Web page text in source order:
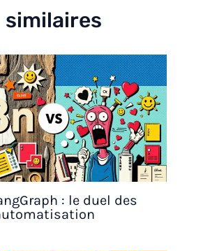
similaires
: le duel des